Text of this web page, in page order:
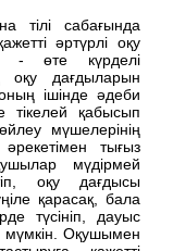
тілі сабағында
әртүрлі оқу
- өте күрделі
оқу дағдыларын
ішінде әдеби
тікелей қабысып
мүшелерінің
әрекетімен тығыз
мүдірмей
оқу дағдысы
қарасақ, бала
түсініп, дауыс
мүмкін. Оқушымен